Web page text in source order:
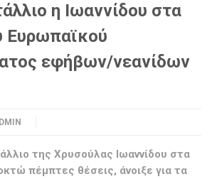
η Ιωαννίδου στα
Ευρωπαϊκού
εφήβων/νεανίδων
της Χρυσούλας Ιωαννίδου στα
πέμπτες θέσεις, άνοιξε για τα